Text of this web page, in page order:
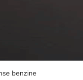
benzine